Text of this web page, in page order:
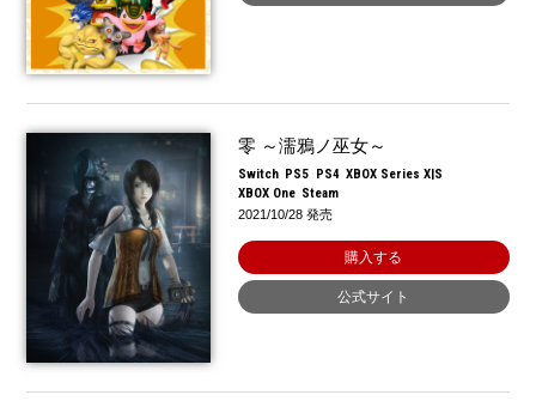
零 ～濡鴉ノ巫女～
Switch PS5 PS4 XBOX Series X|S
XBOX One Steam
2021/10/28 発売
購入する
公式サイト